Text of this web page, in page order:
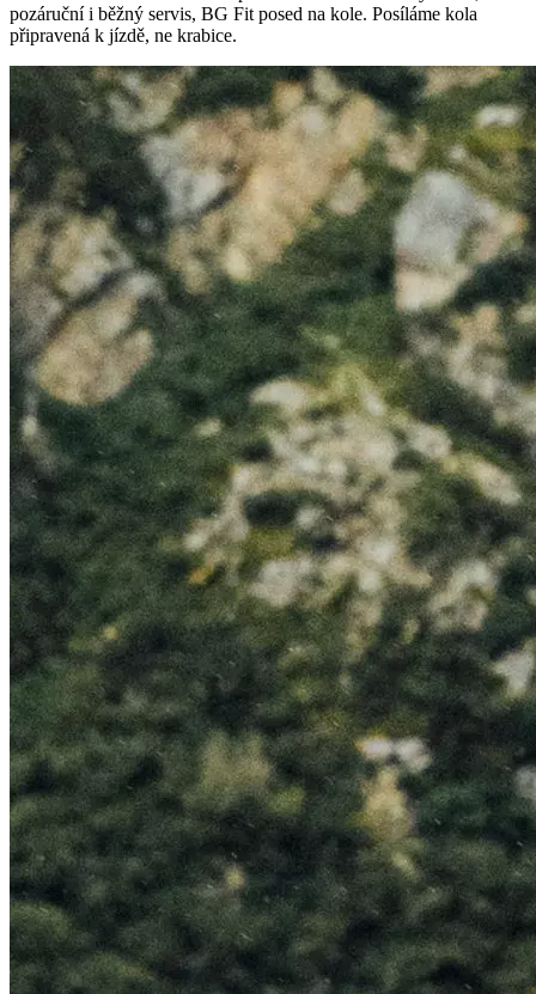
pozáruční i běžný servis, BG Fit posed na kole. Posíláme kola
připravená k jízdě, ne krabice.